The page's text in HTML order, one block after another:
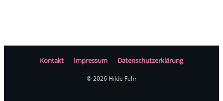
Kontakt Impressum Datenschutzerklärung
©2026Hilde Fehr